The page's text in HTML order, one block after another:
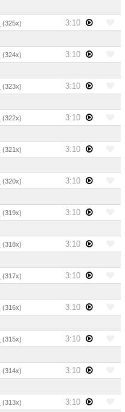
(325x)
3:10
(324x)
3:10
(323x)
3:10
(322x)
3:10
(321x)
3:10
(320x)
3:10
(319x)
3:10
(318x)
3:10
(317x)
3:10
(316x)
3:10
(315x)
3:10
(314x)
3:10
(313x)
3:10